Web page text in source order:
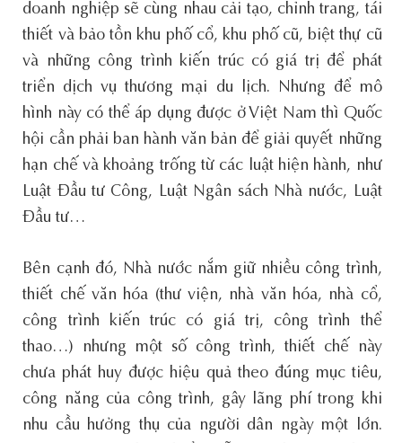
doanh nghiệp sẽ cùng nhau cải tạo, chỉnh trang, tái
thiết và bảo tồn khu phố cổ, khu phố cũ, biệt thự cũ
và những công trình kiến trúc có giá trị để phát
triển dịch vụ thương mại du lịch. Nhưng để mô
hình này có thể áp dụng được ở Việt Nam thì Quốc
hội cần phải ban hành văn bản để giải quyết những
hạn chế và khoảng trống từ các luật hiện hành, như
Luật Đầu tư Công, Luật Ngân sách Nhà nước, Luật
Đầu tư…
Bên cạnh đó, Nhà nước nắm giữ nhiều công trình,
thiết chế văn hóa (thư viện, nhà văn hóa, nhà cổ,
công trình kiến trúc có giá trị, công trình thể
thao…) nhưng một số công trình, thiết chế này
chưa phát huy được hiệu quả theo đúng mục tiêu,
công năng của công trình, gây lãng phí trong khi
nhu cầu hưởng thụ của người dân ngày một lớn.